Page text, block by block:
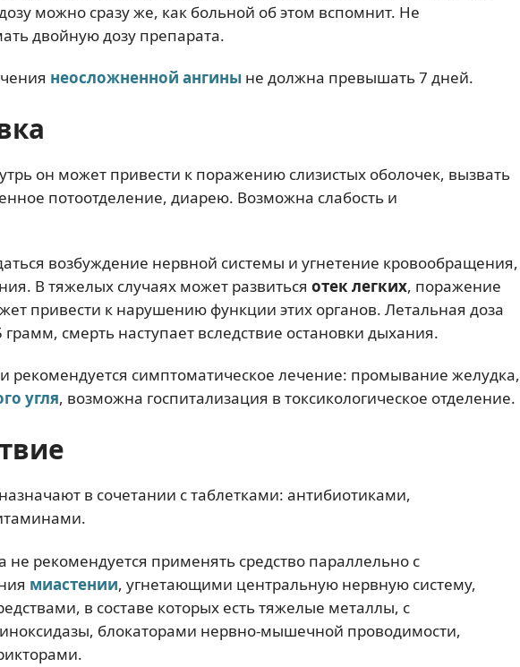
можно сразу же, как больной об этом вспомнит. Не
двойную дозу препарата.
неосложненной ангины не должна превышать 7 дней.
он может привести к поражению слизистых оболочек, вызвать
потоотделение, диарею. Возможна слабость и
возбуждение нервной системы и угнетение кровообращения,
В тяжелых случаях может развиться отек легких, поражение
привести к нарушению функции этих органов. Летальная доза
грамм, смерть наступает вследствие остановки дыхания.
рекомендуется симптоматическое лечение: промывание желудка,
угля, возможна госпитализация в токсикологическое отделение.
в сочетании с таблетками: антибиотиками,
не рекомендуется применять средство параллельно с
миастении, угнетающими центральную нервную систему,
в составе которых есть тяжелые металлы, с
блокаторами нервно-мышечной проводимости,